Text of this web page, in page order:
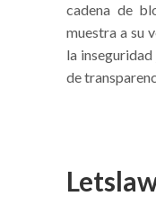
cadena de
muestra a su
la
de